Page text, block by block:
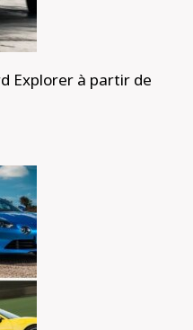
Explorer à partir de